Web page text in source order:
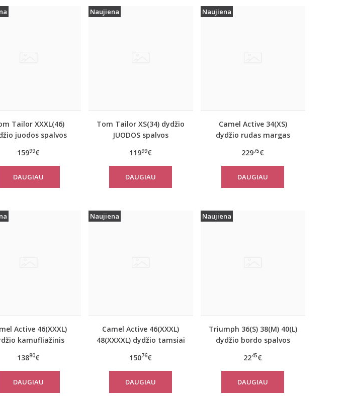
Tailor XXXL(46)
juodos spalvos
Tom Tailor 14482
15999€
DAUGIAU
Naujiena
Tom Tailor XS(34) dydžio
JUODOS spalvos
paltas Tom Tailor 29999
11999€
DAUGIAU
Naujiena
Camel Active 34(XS)
dydžio rudas margas
paltas 310050 6F32
22975€
DAUGIAU
Active 46(XXXL)
kamufliažinis
310780
13880€
DAUGIAU
Naujiena
Camel Active 46(XXXL)
48(XXXXL) dydžio tamsiai
moteriškas paltas
310760
15076€
DAUGIAU
Naujiena
Triumph 36(S) 38(M) 40(L)
dydžio bordo spalvos
Climate Control LSL Top
Turtle Neck
2245€
DAUGIAU